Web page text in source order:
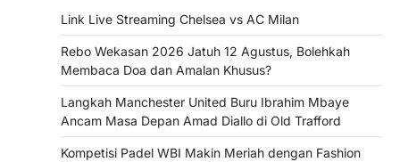
Link Live Streaming Chelsea vs AC Milan
Rebo Wekasan 2026 Jatuh 12 Agustus, Bolehkah
Membaca Doa dan Amalan Khusus?
Langkah Manchester United Buru Ibrahim Mbaye
Ancam Masa Depan Amad Diallo di Old Trafford
Kompetisi Padel WBI Makin Meriah dengan Fashion